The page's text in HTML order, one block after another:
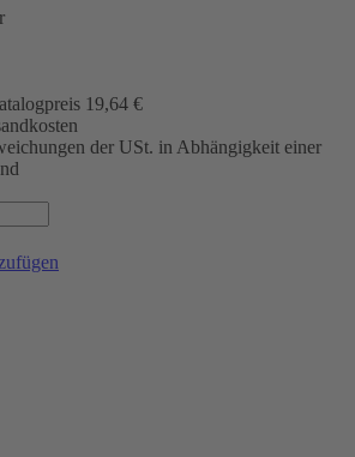
19,64 €
der USt. in Abhängigkeit einer